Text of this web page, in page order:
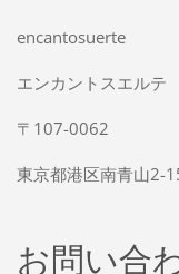
encantosuerte
エンカントスエルテ
〒107-0062
東京都港区南青山2-
お問い合